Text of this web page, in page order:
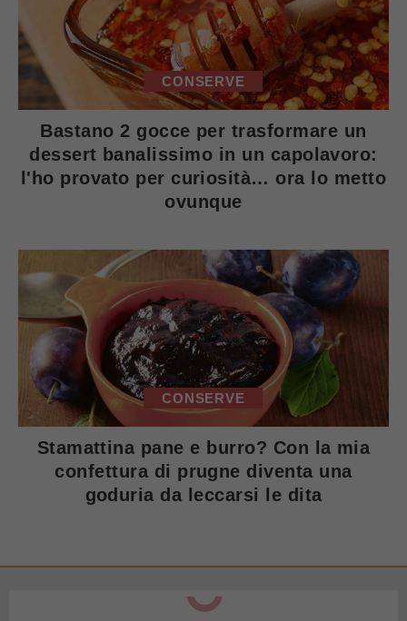
CONSERVE
Bastano 2 gocce per trasformare un
dessert banalissimo in un capolavoro:
l'ho provato per curiosità… ora lo metto
ovunque
CONSERVE
Stamattina pane e burro? Con la mia
confettura di prugne diventa una
goduria da leccarsi le dita